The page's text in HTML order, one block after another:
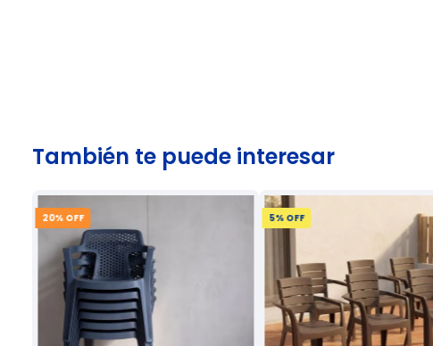
También te puede interesar
20% OFF 5% OFF